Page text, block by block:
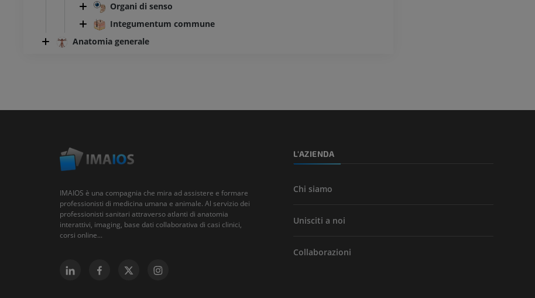
Organi di senso
Integumentum commune
Anatomia generale
Angiografia
IMAIOS è una compagnia che mira ad assistere e formare
professionisti di medicina umana e animale. Al servizio dei
professionisti sanitari attraverso atlanti di anatomia
interattivi, imaging, base dati collaborativa di casi clinici,
corsi online...
L'AZIENDA
Chi siamo
Unisciti a noi
Collaborazioni